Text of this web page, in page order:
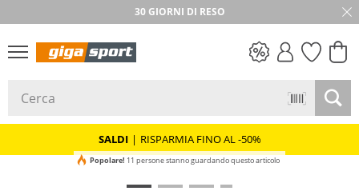
30 GIORNI DI RESO
SALDI | RISPARMIA FINO AL -50%
Popolare! 11 persone stanno guardando questo articolo